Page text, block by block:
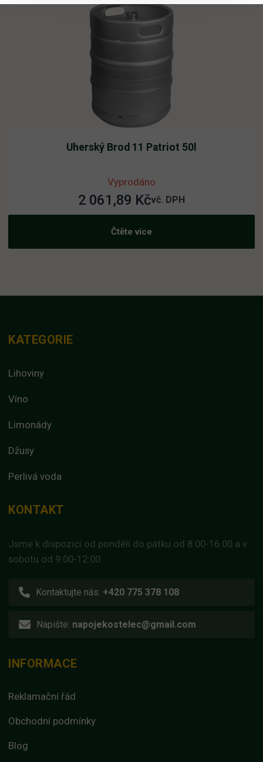
Uherský Brod 11 Patriot 50l
Vyprodáno
2 061,89 Kčvč. DPH
Čtěte více
KATEGORIE
Lihoviny
Víno
Limonády
Džusy
Perlivá voda
KONTAKT
Jsme k dispozici od pondělí do pátku od 8:00-16.00 a v
sobotu od 9:00-12:00
Kontaktujte nás: +420 775 378 108
Napište: napojekostelec@gmail.com
INFORMACE
Reklamační řád
Obchodní podmínky
Blog